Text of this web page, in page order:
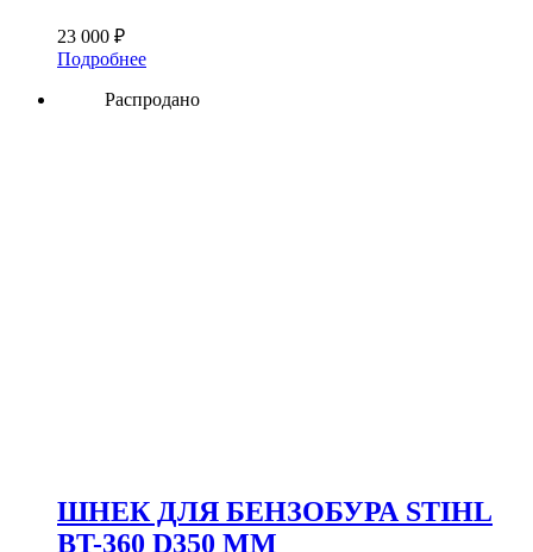
23 000 ₽
Подробнее
Распродано
ШНЕК ДЛЯ БЕНЗОБУРА STIHL
BT-360 D350 ММ